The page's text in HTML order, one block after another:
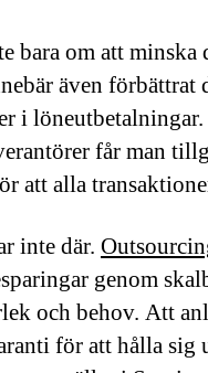
bara om att minska
även förbättrat
i löneutbetalningar.
får man
att alla
inte där.
genom
och behov. Att
för att hålla sig